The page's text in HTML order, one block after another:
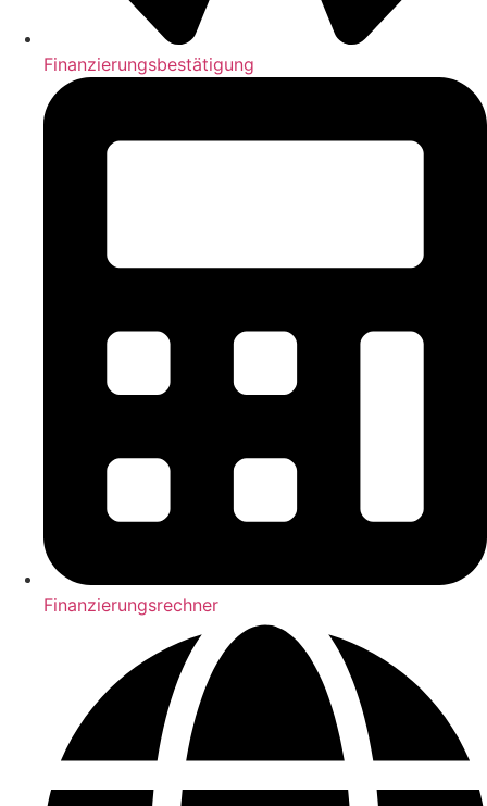
Finanzierungsbestätigung
Finanzierungsrechner